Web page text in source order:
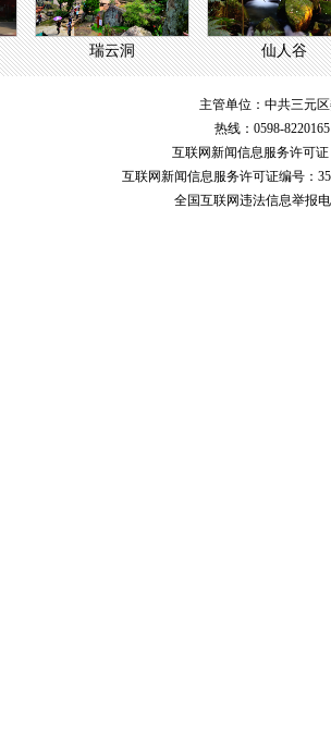
瑞云洞 仙人谷
主管单位：中共三元
热线：0598-
互联网新闻信息服务许可证
互联网新闻信息服务许可证编号：
全国互联网违法信息举报